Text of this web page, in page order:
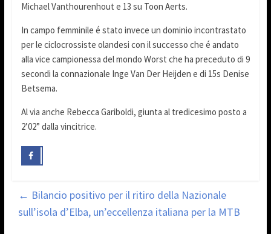
Michael Vanthourenhout e 13 su Toon Aerts.
In campo femminile é stato invece un dominio incontrastato
per le ciclocrossiste olandesi con il successo che é andato
alla vice campionessa del mondo Worst che ha preceduto di 9
secondi la connazionale Inge Van Der Heijden e di 15s Denise
Betsema.
Al via anche Rebecca Gariboldi, giunta al tredicesimo posto a
2’02” dalla vincitrice.
← Bilancio positivo per il ritiro della Nazionale
sull’isola d’Elba, un’eccellenza italiana per la MTB